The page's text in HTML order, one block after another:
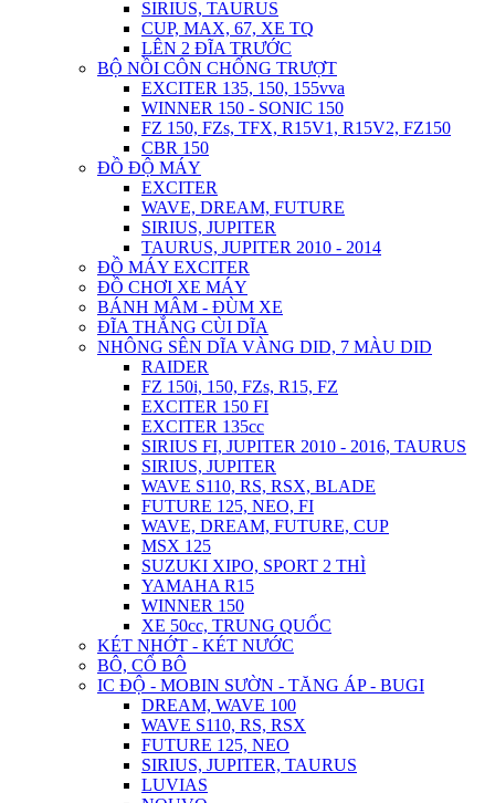
SIRIUS, TAURUS
CUP, MAX, 67, XE TQ
LÊN 2 ĐĨA TRƯỚC
BỘ NỒI CÔN CHỐNG TRƯỢT
EXCITER 135, 150, 155vva
WINNER 150 - SONIC 150
FZ 150, FZs, TFX, R15V1, R15V2, FZ150
CBR 150
ĐỒ ĐỘ MÁY
EXCITER
WAVE, DREAM, FUTURE
SIRIUS, JUPITER
TAURUS, JUPITER 2010 - 2014
ĐỒ MÁY EXCITER
ĐỒ CHƠI XE MÁY
BÁNH MÂM - ĐÙM XE
ĐĨA THẮNG CÙI DĨA
NHÔNG SÊN DĨA VÀNG DID, 7 MÀU DID
RAIDER
FZ 150i, 150, FZs, R15, FZ
EXCITER 150 FI
EXCITER 135cc
SIRIUS FI, JUPITER 2010 - 2016, TAURUS
SIRIUS, JUPITER
WAVE S110, RS, RSX, BLADE
FUTURE 125, NEO, FI
WAVE, DREAM, FUTURE, CUP
MSX 125
SUZUKI XIPO, SPORT 2 THÌ
YAMAHA R15
WINNER 150
XE 50cc, TRUNG QUỐC
KÉT NHỚT - KÉT NƯỚC
BÔ, CỔ BÔ
IC ĐỘ - MOBIN SƯỜN - TĂNG ÁP - BUGI
DREAM, WAVE 100
WAVE S110, RS, RSX
FUTURE 125, NEO
SIRIUS, JUPITER, TAURUS
LUVIAS